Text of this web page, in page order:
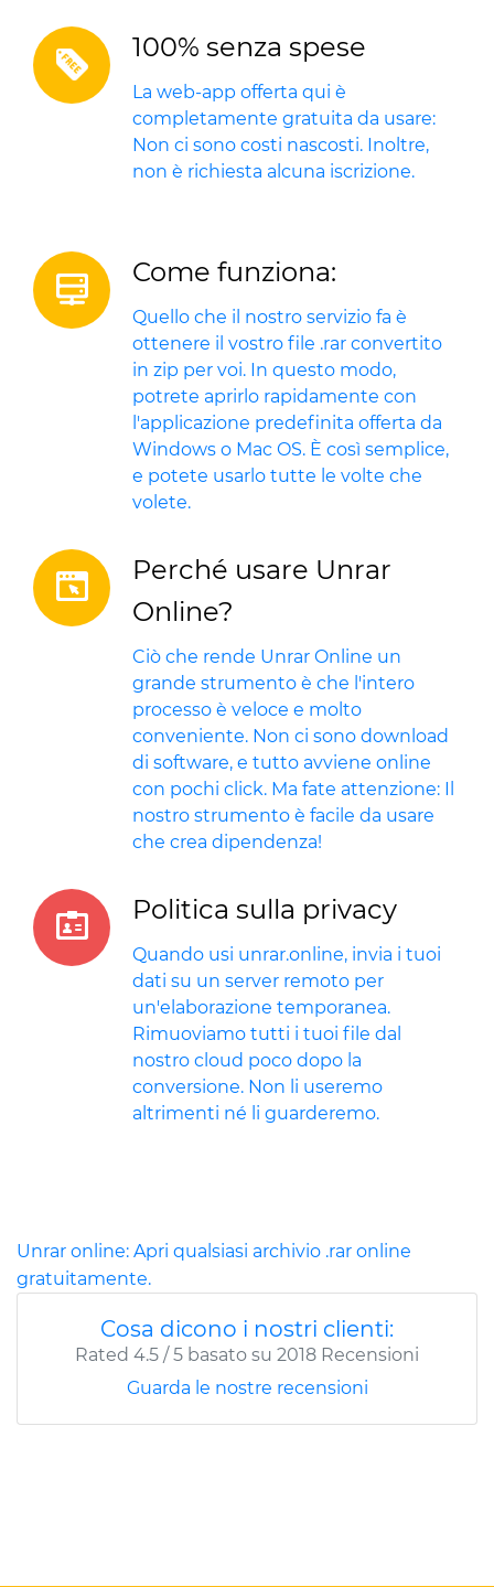
100% senza spese
La web-app offerta qui è
completamente gratuita da usare:
Non ci sono costi nascosti. Inoltre,
non è richiesta alcuna iscrizione.
Come funziona:
Quello che il nostro servizio fa è
ottenere il vostro file .rar convertito
in zip per voi. In questo modo,
potrete aprirlo rapidamente con
l'applicazione predefinita offerta da
Windows o Mac OS. È così semplice,
e potete usarlo tutte le volte che
volete.
Perché usare Unrar
Online?
Ciò che rende Unrar Online un
grande strumento è che l'intero
processo è veloce e molto
conveniente. Non ci sono download
di software, e tutto avviene online
con pochi click. Ma fate attenzione: Il
nostro strumento è facile da usare
che crea dipendenza!
Politica sulla privacy
Quando usi unrar.online, invia i tuoi
dati su un server remoto per
un'elaborazione temporanea.
Rimuoviamo tutti i tuoi file dal
nostro cloud poco dopo la
conversione. Non li useremo
altrimenti né li guarderemo.
Unrar online: Apri qualsiasi archivio .rar online
gratuitamente.
Cosa dicono i nostri clienti:
Rated 4.5 / 5 basato su 2018 Recensioni
Guarda le nostre recensioni